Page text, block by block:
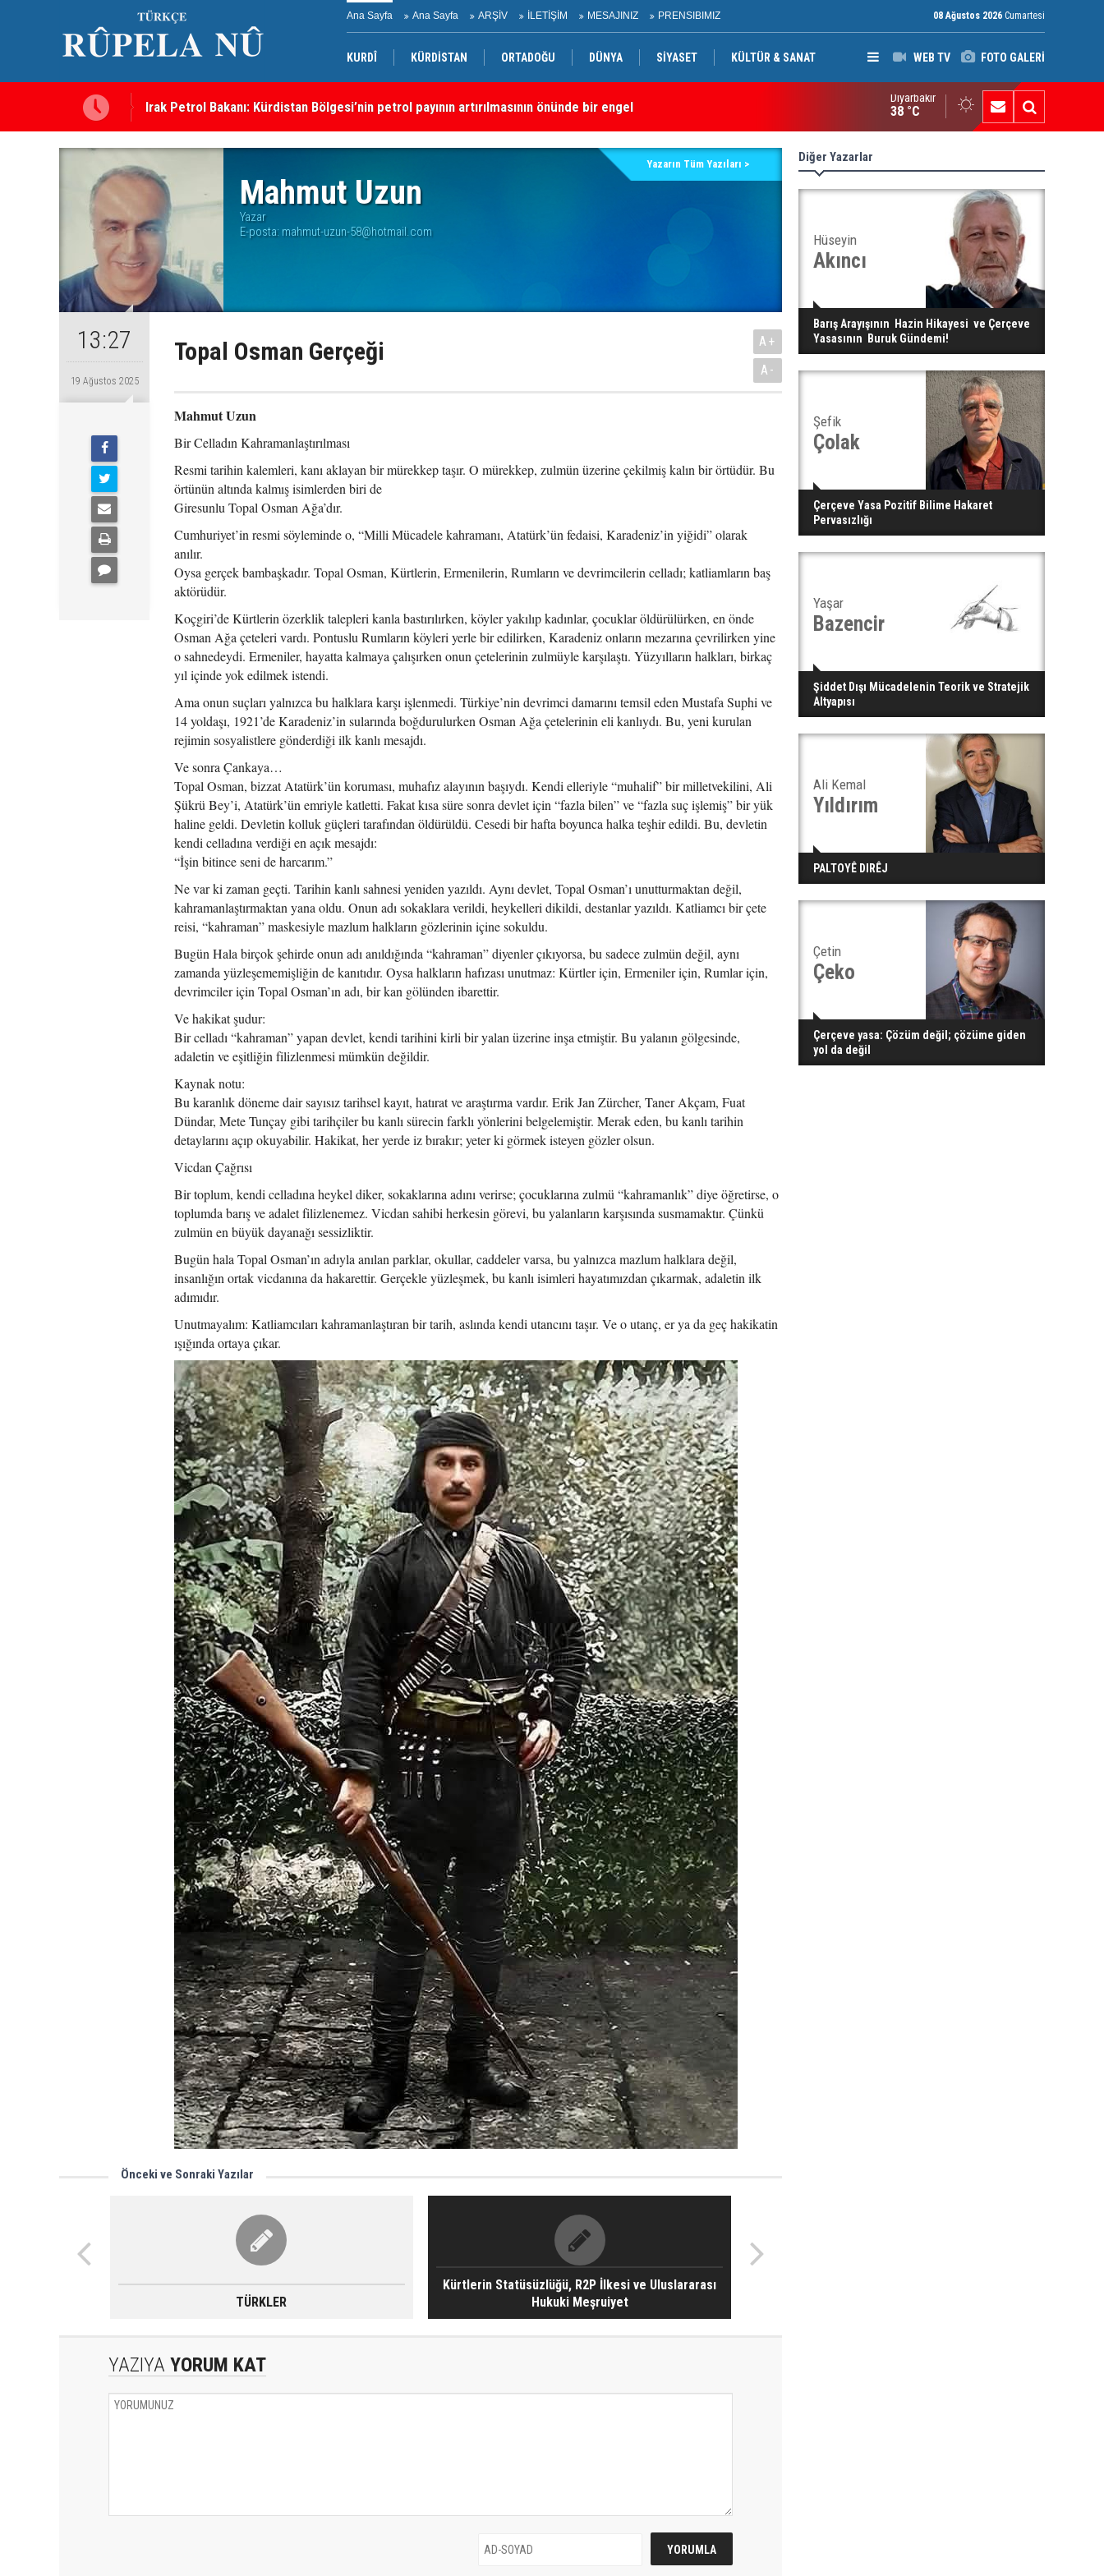
Ana Sayfa Ana Sayfa ARŞİV İLETİŞİM MESAJINIZ PRENSIBIMIZ 08 Ağustos 2026 Cumartesi
WEB TV FOTO GALERİ
KURDÎ KÜRDİSTAN ORTADOĞU DÜNYA SİYASET KÜLTÜR & SANAT
Irak Petrol Bakanı: Kürdistan Bölgesi’nin petrol payının artırılmasının önünde bir engel yok
Süleymaniye’de Komele karargahına saldırı
“Safları netleştiren bu yasa demokrasi güçleri aleyhine sonuçlar
Diyarbakır
38 °C
Mahmut Uzun
Yazar
E-posta: mahmut-uzun-58@hotmail.com
Yazarın Tüm Yazıları >
13:27
19 Ağustos 2025
Topal Osman Gerçeği
A+
A-
Mahmut Uzun
Bir Celladın Kahramanlaştırılması
Resmi tarihin kalemleri, kanı aklayan bir mürekkep taşır. O mürekkep, zulmün üzerine çekilmiş kalın bir örtüdür. Bu
örtünün altında kalmış isimlerden biri de
Giresunlu Topal Osman Ağa’dır.
Cumhuriyet’in resmi söyleminde o, “Milli Mücadele kahramanı, Atatürk’ün fedaisi, Karadeniz’in yiğidi” olarak
anılır.
Oysa gerçek bambaşkadır. Topal Osman, Kürtlerin, Ermenilerin, Rumların ve devrimcilerin celladı; katliamların baş
aktörüdür.
Koçgiri’de Kürtlerin özerklik talepleri kanla bastırılırken, köyler yakılıp kadınlar, çocuklar öldürülürken, en önde
Osman Ağa çeteleri vardı. Pontuslu Rumların köyleri yerle bir edilirken, Karadeniz onların mezarına çevrilirken yine
o sahnedeydi. Ermeniler, hayatta kalmaya çalışırken onun çetelerinin zulmüyle karşılaştı. Yüzyılların halkları, birkaç
yıl içinde yok edilmek istendi.
Ama onun suçları yalnızca bu halklara karşı işlenmedi. Türkiye’nin devrimci damarını temsil eden Mustafa Suphi ve
14 yoldaşı, 1921’de Karadeniz’in sularında boğdurulurken Osman Ağa çetelerinin eli kanlıydı. Bu, yeni kurulan
rejimin sosyalistlere gönderdiği ilk kanlı mesajdı.
Ve sonra Çankaya…
Topal Osman, bizzat Atatürk’ün koruması, muhafız alayının başıydı. Kendi elleriyle “muhalif” bir milletvekilini, Ali
Şükrü Bey’i, Atatürk’ün emriyle katletti. Fakat kısa süre sonra devlet için “fazla bilen” ve “fazla suç işlemiş” bir yük
haline geldi. Devletin kolluk güçleri tarafından öldürüldü. Cesedi bir hafta boyunca halka teşhir edildi. Bu, devletin
kendi celladına verdiği en açık mesajdı:
“İşin bitince seni de harcarım.”
Ne var ki zaman geçti. Tarihin kanlı sahnesi yeniden yazıldı. Aynı devlet, Topal Osman’ı unutturmaktan değil,
kahramanlaştırmaktan yana oldu. Onun adı sokaklara verildi, heykelleri dikildi, destanlar yazıldı. Katliamcı bir çete
reisi, “kahraman” maskesiyle mazlum halkların gözlerinin içine sokuldu.
Bugün Hala birçok şehirde onun adı anıldığında “kahraman” diyenler çıkıyorsa, bu sadece zulmün değil, aynı
zamanda yüzleşememişliğin de kanıtıdır. Oysa halkların hafızası unutmaz: Kürtler için, Ermeniler için, Rumlar için,
devrimciler için Topal Osman’ın adı, bir kan gölünden ibarettir.
Ve hakikat şudur:
Bir celladı “kahraman” yapan devlet, kendi tarihini kirli bir yalan üzerine inşa etmiştir. Bu yalanın gölgesinde,
adaletin ve eşitliğin filizlenmesi mümkün değildir.
Kaynak notu:
Bu karanlık döneme dair sayısız tarihsel kayıt, hatırat ve araştırma vardır. Erik Jan Zürcher, Taner Akçam, Fuat
Dündar, Mete Tunçay gibi tarihçiler bu kanlı sürecin farklı yönlerini belgelemiştir. Merak eden, bu kanlı tarihin
detaylarını açıp okuyabilir. Hakikat, her yerde iz bırakır; yeter ki görmek isteyen gözler olsun.
Vicdan Çağrısı
Bir toplum, kendi celladına heykel diker, sokaklarına adını verirse; çocuklarına zulmü “kahramanlık” diye öğretirse, o
toplumda barış ve adalet filizlenemez. Vicdan sahibi herkesin görevi, bu yalanların karşısında susmamaktır. Çünkü
zulmün en büyük dayanağı sessizliktir.
Bugün hala Topal Osman’ın adıyla anılan parklar, okullar, caddeler varsa, bu yalnızca mazlum halklara değil,
insanlığın ortak vicdanına da hakarettir. Gerçekle yüzleşmek, bu kanlı isimleri hayatımızdan çıkarmak, adaletin ilk
adımıdır.
Unutmayalım: Katliamcıları kahramanlaştıran bir tarih, aslında kendi utancını taşır. Ve o utanç, er ya da geç hakikatin
ışığında ortaya çıkar.
Önceki ve Sonraki Yazılar
TÜRKLER
Kürtlerin Statüsüzlüğü, R2P İlkesi ve Uluslararası
Hukuki Meşruiyet
YAZIYA YORUM KAT
Diğer Yazarlar
Hüseyin
Akıncı
Barış Arayışının Hazin Hikayesi ve Çerçeve
Yasasının Buruk Gündemi!
Şefik
Çolak
Çerçeve Yasa Pozitif Bilime Hakaret
Pervasızlığı
Yaşar
Bazencir
Şiddet Dışı Mücadelenin Teorik ve Stratejik
Altyapısı
Ali Kemal
Yıldırım
PALTOYÊ DIRÊJ
Çetin
Çeko
Çerçeve yasa: Çözüm değil; çözüme giden
yol da değil